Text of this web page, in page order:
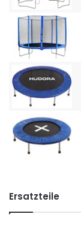
Ersatzteile